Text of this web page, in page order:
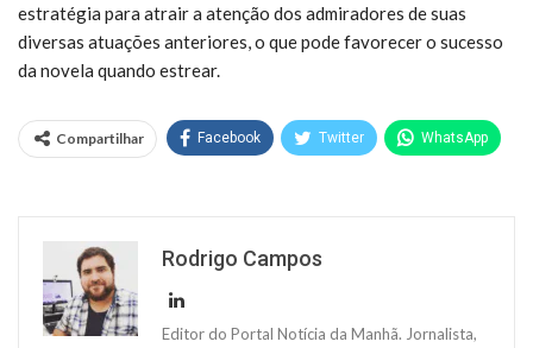
estratégia para atrair a atenção dos admiradores de suas
diversas atuações anteriores, o que pode favorecer o sucesso
da novela quando estrear.
Compartilhar Facebook Twitter WhatsApp
Rodrigo Campos
Editor do Portal Notícia da Manhã. Jornalista,